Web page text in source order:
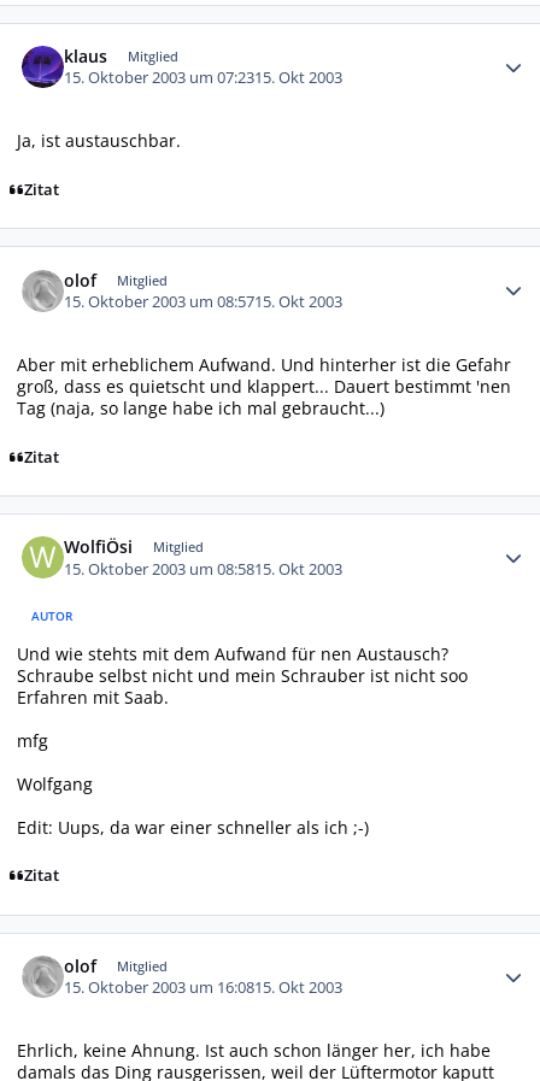
klaus Mitglied
15. Oktober 2003 um 07:2315. Okt 2003
Ja, ist austauschbar.
Zitat
olof Mitglied
15. Oktober 2003 um 08:5715. Okt 2003
Aber mit erheblichem Aufwand. Und hinterher ist die Gefahr
groß, dass es quietscht und klappert... Dauert bestimmt 'nen
Tag (naja, so lange habe ich mal gebraucht...)
Zitat
WolfiÖsi Mitglied
15. Oktober 2003 um 08:5815. Okt 2003
AUTOR
Und wie stehts mit dem Aufwand für nen Austausch?
Schraube selbst nicht und mein Schrauber ist nicht soo
Erfahren mit Saab.
mfg
Wolfgang
Edit: Uups, da war einer schneller als ich ;-)
Zitat
olof Mitglied
15. Oktober 2003 um 16:0815. Okt 2003
Ehrlich, keine Ahnung. Ist auch schon länger her, ich habe
damals das Ding rausgerissen, weil der Lüftermotor kaputt